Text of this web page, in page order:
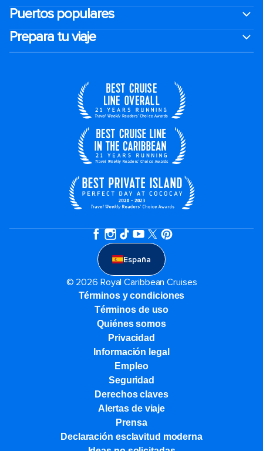
Puertos populares
Prepara tu viaje
España
© 2026 Royal Caribbean Cruises
Términos y condiciones
Términos de uso
Quiénes somos
Privacidad
Información legal
Empleo
Seguridad
Derechos claves
Alertas de viaje
Prensa
Declaración esclavitud moderna